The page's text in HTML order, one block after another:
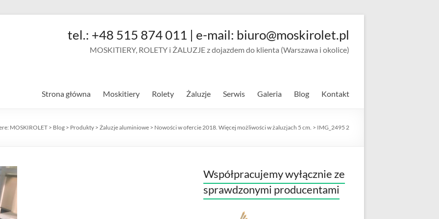
tel.: +48 515 874 011 | e-mail: biuro@moskirolet.pl
MOSKITIERY, ROLETY i ŻALUZJE z dojazdem do klienta (Warszawa i okolice)
Strona główna Moskitiery Rolety Żaluzje Serwis Galeria Blog Kontakt
MOSKIROLET > Blog > Produkty > Żaluzje aluminiowe > Nowości w ofercie 2018. Więcej możliwości w żaluzjach 5 cm. > IMG_2495 2
Współpracujemy wyłącznie ze
sprawdzonymi producentami